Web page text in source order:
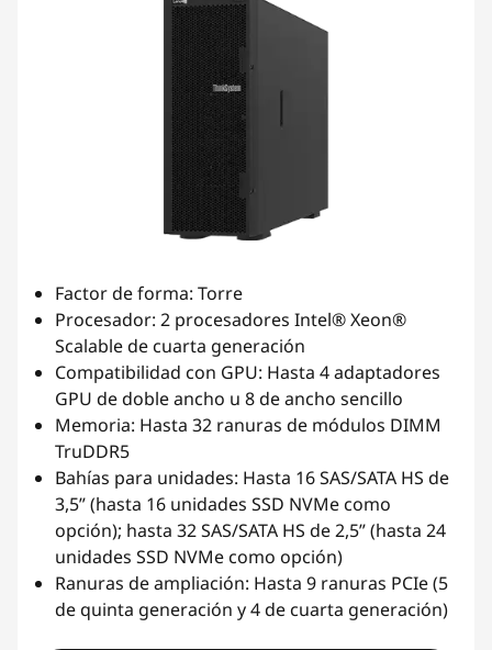
Factor de forma: Torre
Procesador: 2 procesadores Intel® Xeon®
Scalable de cuarta generación
Compatibilidad con GPU: Hasta 4 adaptadores
GPU de doble ancho u 8 de ancho sencillo
Memoria: Hasta 32 ranuras de módulos DIMM
TruDDR5
Bahías para unidades: Hasta 16 SAS/SATA HS de
3,5” (hasta 16 unidades SSD NVMe como
opción); hasta 32 SAS/SATA HS de 2,5” (hasta 24
unidades SSD NVMe como opción)
Ranuras de ampliación: Hasta 9 ranuras PCIe (5
de quinta generación y 4 de cuarta generación)